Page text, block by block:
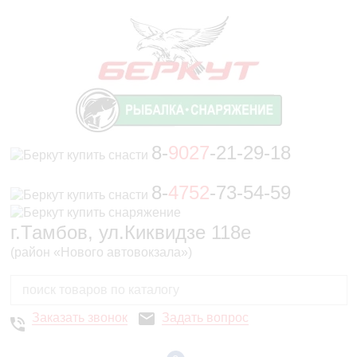
8-9027-21-29-18
8-4752-73-54-59
г.Тамбов, ул.Киквидзе 118е
(район «Нового автовокзала»)
Заказать звонок Задать вопрос